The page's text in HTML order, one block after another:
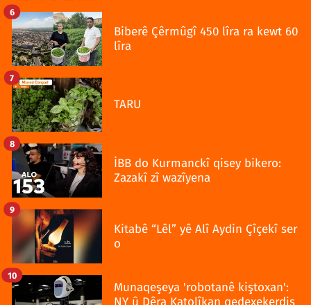
Biberê Çêrmûgî 450 lîra ra kewt 60
lîra
6
TARU
7
İBB do Kurmanckî qisey bikero:
Zazakî zî wazîyena
8
Kitabê “Lêl” yê Alî Aydin Çîçekî ser
o
9
Munaqeşeya 'robotanê kiştoxan':
NY û Dêra Katolîkan qedexekerdiş
10